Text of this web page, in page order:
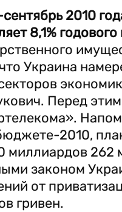
2010
8,1% годового
Украина
Перед
2010,
миллиардов 262
законом
от
гривен.